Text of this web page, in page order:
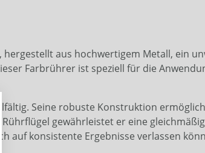
aus hochwertigem Metall, ein
Farbrührer ist speziell für die
Seine robuste Konstruktion
gewährleistet er eine
auf konsistente Ergebnisse verlassen